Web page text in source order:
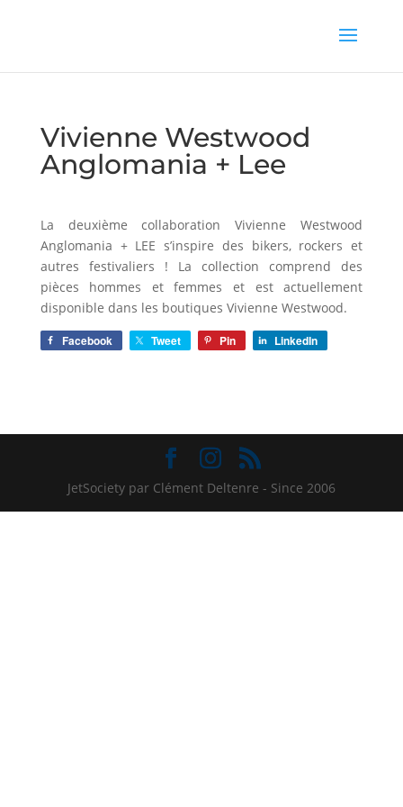
Vivienne Westwood
Anglomania + Lee
La deuxième collaboration Vivienne Westwood
Anglomania + LEE s’inspire des bikers, rockers et
autres festivaliers ! La collection comprend des
pièces hommes et femmes et est actuellement
disponible dans les boutiques Vivienne Westwood.
Facebook Tweet Pin LinkedIn
JetSociety par Clément Deltenre - Since 2006